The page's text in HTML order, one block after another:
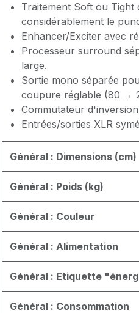
Traitement Soft ou Tight
considérablement le
Enhancer/Exciter avec
Processeur surround
large.
Sortie mono séparée
coupure réglable (80 →
Commutateur
Entrées/sorties XLR
Général : Dimensions (cm)
Général : Poids (kg)
Général : Couleur
Général : Alimentation
Général : Etiquette
Général : Consommation